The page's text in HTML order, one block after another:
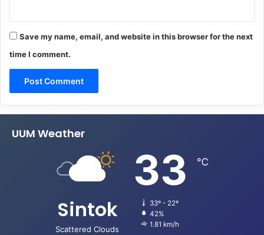
Save my name, email, and website in this browser for the next
time I comment.
UUM Weather
Sintok
Scattered Clouds
33 ℃
33º - 22º
42%
1.81 km/h